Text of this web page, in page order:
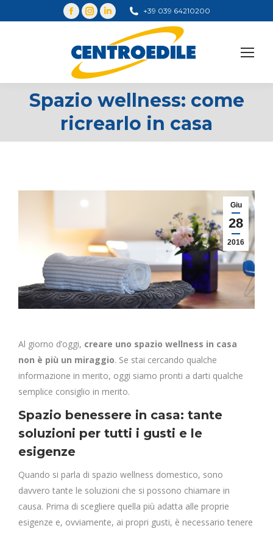
+39 039 64210200
Spazio wellness: come
ricrearlo in casa
Giu
28
2016
Al giorno d’oggi, creare uno spazio wellness in casa
non è più un miraggio. Se stai cercando qualche
informazione in merito, oggi siamo pronti a darti qualche
semplice consiglio in merito.
Spazio benessere in casa: tante
soluzioni per tutti i gusti e le
esigenze
Quando si parla di spazio wellness domestico, sono
davvero tante le soluzioni che si possono chiamare in
causa. Prima di scegliere quella più adatta alle proprie
esigenze e, ovviamente, ai propri gusti, è necessario tenere